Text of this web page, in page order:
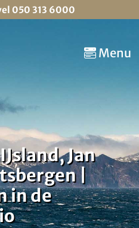
050 313 6000
Menu
Jan
|
in de